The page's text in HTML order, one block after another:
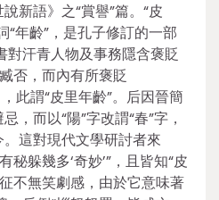
新語》之“賞譽”篇。“皮
“年齡”，是孔子修訂的一部
對汗青人物及事務隱含褒貶
否，而內有所褒貶
此謂“皮里年齡”。后因晉簡
，而以“陽”字改謂“春”字，
這對現代文學研討者來
秘躲幾多‘奇妙’”，且皆知“皮
不無笑劇感，由於它意味著